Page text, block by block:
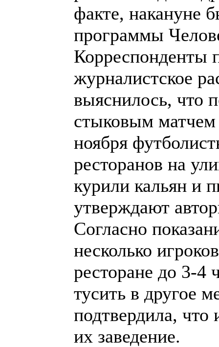
факте, накануне
программы
Корреспонденты
журналистское
выяснилось, что
стыковым
ноября
ресторанов на
курили кальян и
утверждают
Согласно
несколько
ресторане до 3-4
тусить в другое
подтвердила,
их заведение.